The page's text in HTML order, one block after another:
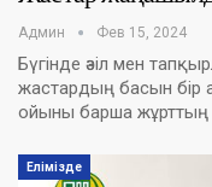
Админ Фев 15, 2024
Бүгінде әзіл мен
жастардың басын бір
ойыны барша жұрттың
Елімізде